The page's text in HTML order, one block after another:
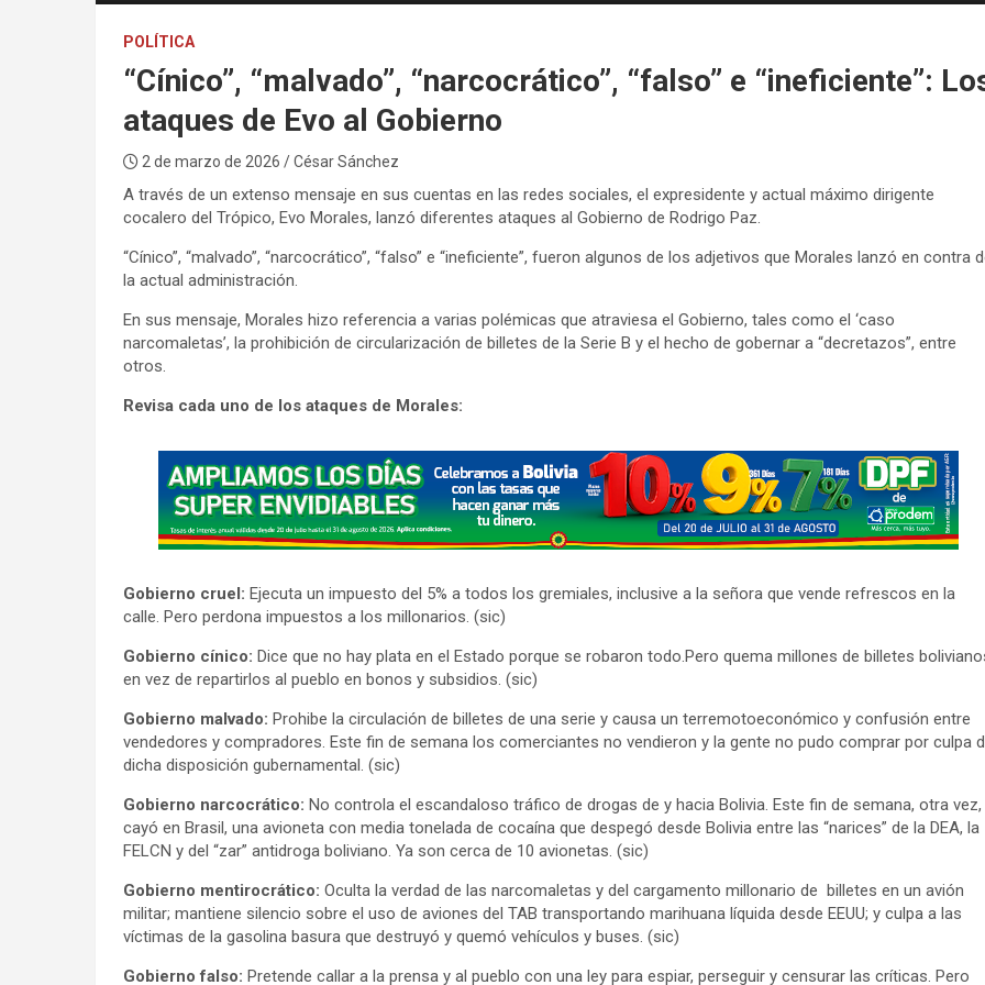
POLÍTICA
“Cínico”, “malvado”, “narcocrático”, “falso” e “ineficiente”:
ataques de Evo al Gobierno
2 de marzo de 2026 / César Sánchez
A través de un extenso mensaje en sus cuentas en las redes sociales, el expresidente y actual máximo dirigente
cocalero del Trópico, Evo Morales, lanzó diferentes ataques al Gobierno de Rodrigo Paz.
“Cínico”, “malvado”, “narcocrático”, “falso” e “ineficiente”, fueron algunos de los adjetivos que Morales lanzó en contra
la actual administración.
En sus mensaje, Morales hizo referencia a varias polémicas que atraviesa el Gobierno, tales como el ‘caso
narcomaletas’, la prohibición de circularización de billetes de la Serie B y el hecho de gobernar a “decretazos”, entre
otros.
Revisa cada uno de los ataques de Morales:
t
s
e
m
e
n
t
:
Gobierno cruel: Ejecuta un impuesto del 5% a todos los gremiales, inclusive a la señora que vende refrescos en la
calle. Pero perdona impuestos a los millonarios. (sic)
Gobierno cínico: Dice que no hay plata en el Estado porque se robaron todo.Pero quema millones de billetes
en vez de repartirlos al pueblo en bonos y subsidios. (sic)
Gobierno malvado: Prohibe la circulación de billetes de una serie y causa un terremotoeconómico y confusión entre
vendedores y compradores. Este fin de semana los comerciantes no vendieron y la gente no pudo comprar por culpa
dicha disposición gubernamental. (sic)
Gobierno narcocrático: No controla el escandaloso tráfico de drogas de y hacia Bolivia. Este fin de semana, otra vez,
cayó en Brasil, una avioneta con media tonelada de cocaína que despegó desde Bolivia entre las “narices” de la DEA, la
FELCN y del “zar” antidroga boliviano. Ya son cerca de 10 avionetas. (sic)
Gobierno mentirocrático: Oculta la verdad de las narcomaletas y del cargamento millonario de billetes en un avión
militar; mantiene silencio sobre el uso de aviones del TAB transportando marihuana líquida desde EEUU; y culpa a las
víctimas de la gasolina basura que destruyó y quemó vehículos y buses. (sic)
Gobierno falso: Pretende callar a la prensa y al pueblo con una ley para espiar, perseguir y censurar las críticas. Pero